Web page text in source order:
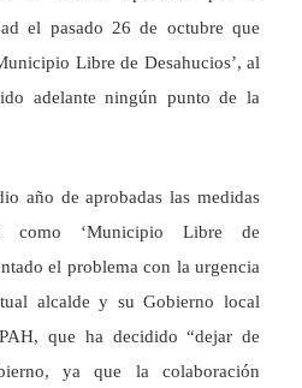
el pasado 26 de octubre que
Libre de Desahucios’, al
adelante ningún punto de la
año de aprobadas las medidas
como ‘Municipio Libre de
el problema con la urgencia
alcalde y su Gobierno local
que ha decidido “dejar de
ya que la colaboración